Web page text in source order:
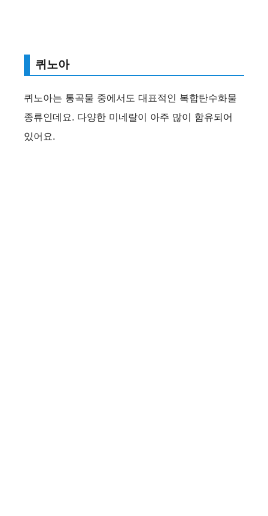
퀴노아
퀴노아는 통곡물 중에서도 대표적인 복합탄수화물
종류인데요. 다양한 미네랄이 아주 많이 함유되어
있어요.